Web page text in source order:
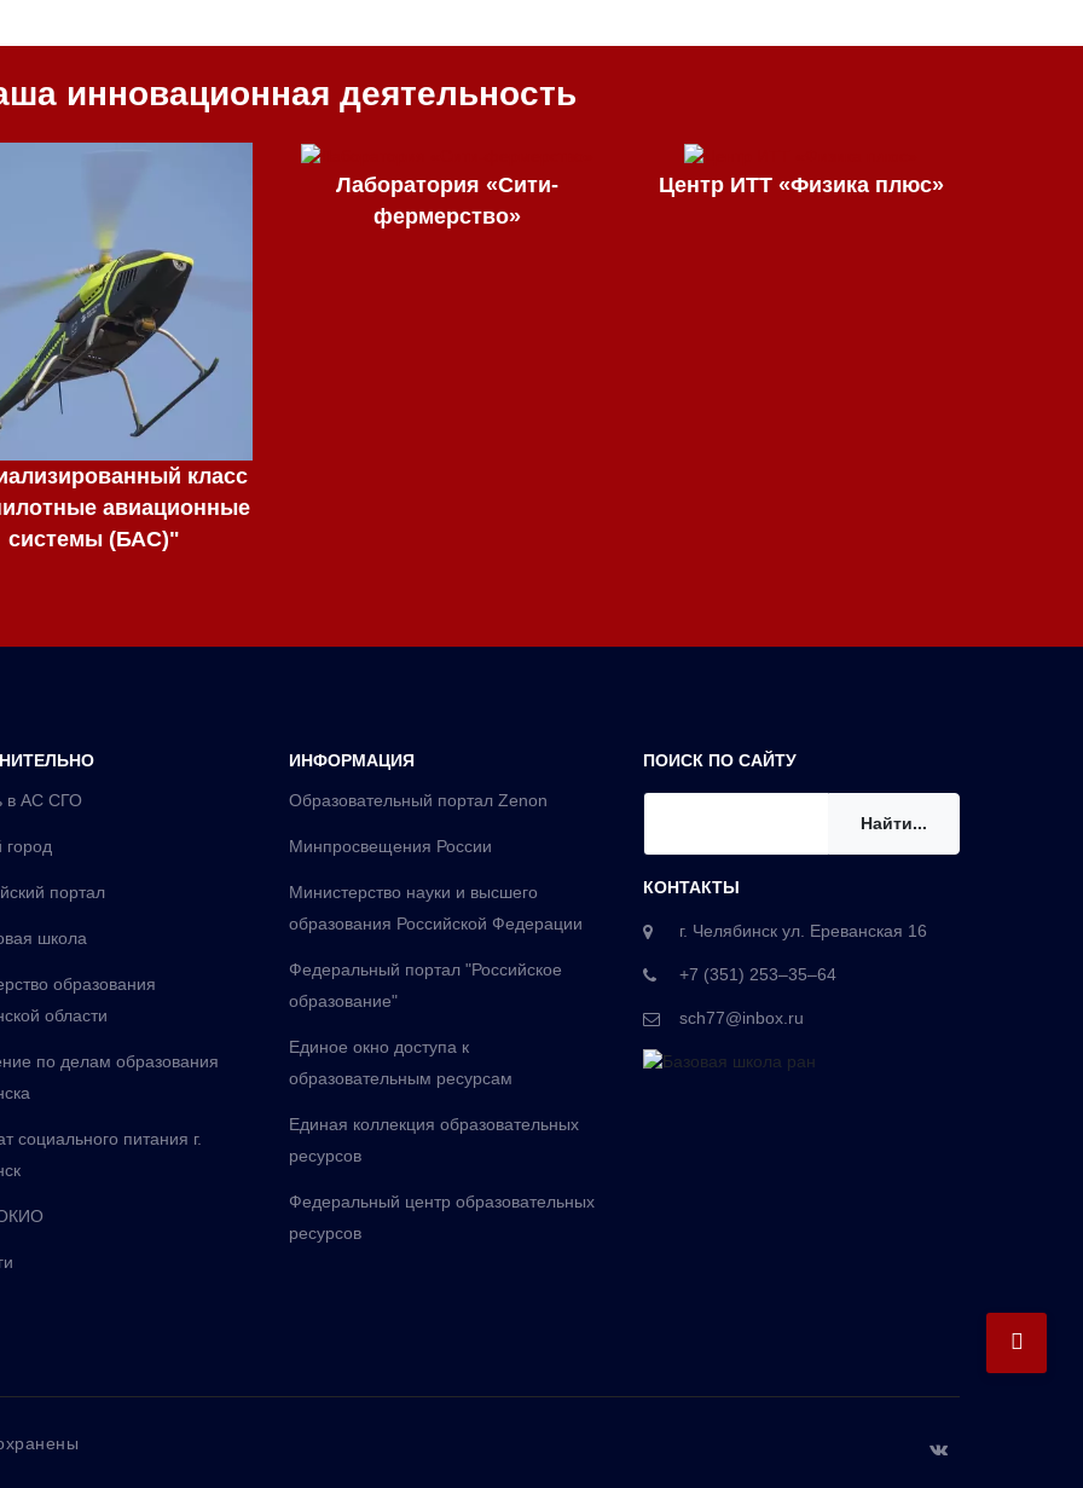
инновационная деятельность
класс
авиационные
системы (БАС)"
Лаборатория «Сити-
фермерство»
Центр ИТТ «Физика плюс»
в АС СГО
город
портал
школа
образования
области
по делам образования
социального питания г.
ИНФОРМАЦИЯ
Образовательный портал Zenon
Минпросвещения России
Министерство науки и высшего
образования Российской Федерации
Федеральный портал "Российское
образование"
Единое окно доступа к
образовательным ресурсам
Единая коллекция образовательных
ресурсов
Федеральный центр образовательных
ресурсов
ПОИСК ПО САЙТУ
Найти...
КОНТАКТЫ
г. Челябинск ул. Ереванская 16
+7 (351) 253‒35‒64
sch77@inbox.ru